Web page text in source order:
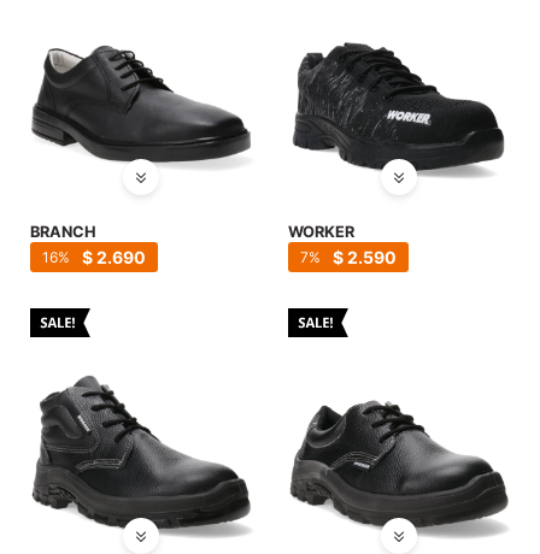
BRANCH
$2.690
16
WORKER
$2.590
7